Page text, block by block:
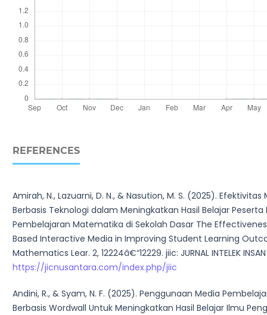
REFERENCES
Amirah, N., Lazuarni, D. N., & Nasution, M. S. (2025).
Berbasis Teknologi dalam Meningkatkan Hasil Belajar Peserta
Pembelajaran Matematika di Sekolah Dasar The
Based Interactive Media in Improving Student Learning
Mathematics Lear. 2, 12224â€“12229. jiic: JURNAL INTELEK INSAN
https://jicnusantara.com/index.php/jiic
Andini, R., & Syam, N. F. (2025). Penggunaan Media
Berbasis Wordwall Untuk Meningkatkan Hasil Belajar Ilmu